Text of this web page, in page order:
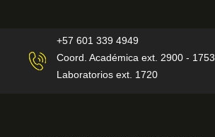
+57 601 339 4949
Coord. Académica ext. 2900 - 1753
Laboratorios ext. 1720